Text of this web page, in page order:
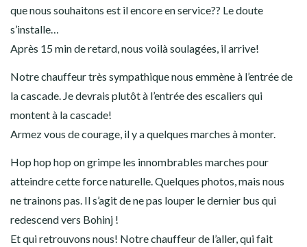
que nous souhaitons est il encore en service?? Le doute
s’installe…
Après 15 min de retard, nous voilà soulagées, il arrive!
Notre chauffeur très sympathique nous emmène à l’entrée de
la cascade. Je devrais plutôt à l’entrée des escaliers qui
montent à la cascade!
Armez vous de courage, il y a quelques marches à monter.
Hop hop hop on grimpe les innombrables marches pour
atteindre cette force naturelle. Quelques photos, mais nous
ne trainons pas. Il s’agit de ne pas louper le dernier bus qui
redescend vers Bohinj !
Et qui retrouvons nous! Notre chauffeur de l’aller, qui fait